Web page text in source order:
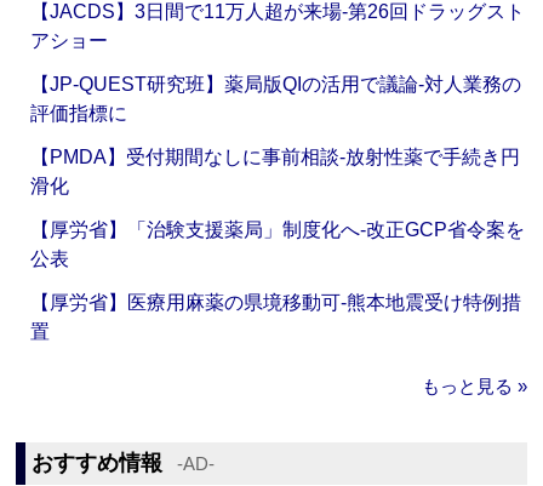
【JACDS】3日間で11万人超が来場‐第26回ドラッグスト
アショー
【JP-QUEST研究班】薬局版QIの活用で議論‐対人業務の
評価指標に
【PMDA】受付期間なしに事前相談‐放射性薬で手続き円
滑化
【厚労省】「治験支援薬局」制度化へ‐改正GCP省令案を
公表
【厚労省】医療用麻薬の県境移動可‐熊本地震受け特例措
置
もっと見る »
おすすめ情報 ‐AD‐